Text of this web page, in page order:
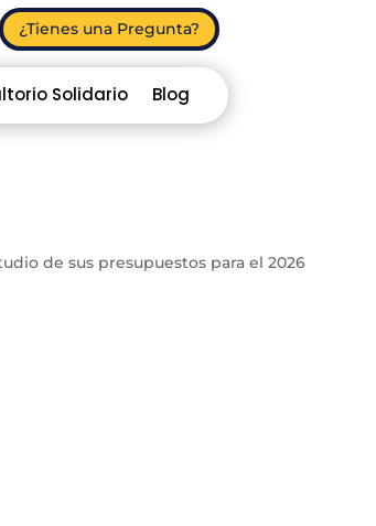
¿Tienes una Pregunta?
Solidario Blog
de sus presupuestos para el 2026